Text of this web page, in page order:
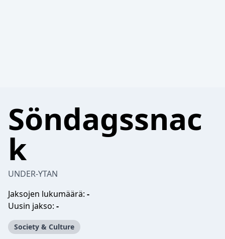
Söndagssnac
k
UNDER-YTAN
Jaksojen lukumäärä: -
Uusin jakso: -
Society & Culture